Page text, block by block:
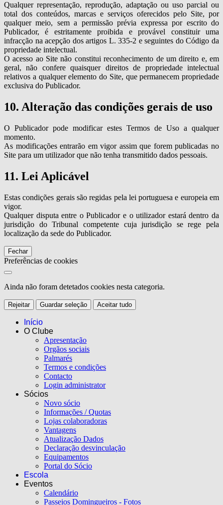
Qualquer representação, reprodução, adaptação ou uso parcial ou
total dos conteúdos, marcas e serviços oferecidos pelo Site, por
qualquer meio, sem a permissão prévia expressa por escrito do
Publicador, é estritamente proibida e provável constituir uma
infracção na acepção dos artigos L. 335-2 e seguintes do Código da
propriedade intelectual.
O acesso ao Site não constitui reconhecimento de um direito e, em
geral, não confere quaisquer direitos de propriedade intelectual
relativos a qualquer elemento do Site, que permanecem propriedade
exclusiva do Publicador.
10. Alteração das condições gerais de uso
O Publicador pode modificar estes Termos de Uso a qualquer
momento.
As modificações entrarão em vigor assim que forem publicadas no
Site para um utilizador que não tenha transmitido dados pessoais.
11. Lei Aplicável
Estas condições gerais são regidas pela lei portuguesa e europeia em
vigor.
Qualquer disputa entre o Publicador e o utilizador estará dentro da
jurisdição do Tribunal competente cuja jurisdição se rege pela
localização da sede do Publicador.
Fechar
Preferências de cookies
Ainda não foram detetados cookies nesta categoria.
Rejeitar Guardar seleção Aceitar tudo
Início
O Clube
Apresentação
Orgãos sociais
Palmarés
Termos e condições
Contacto
Login administrator
Sócios
Novo sócio
Informações / Quotas
Lojas colaboradoras
Vantagens
Atualização Dados
Declaração desvinculação
Equipamentos
Portal do Sócio
Escola
Eventos
Calendário
Passeios Domingueiros - Fotos